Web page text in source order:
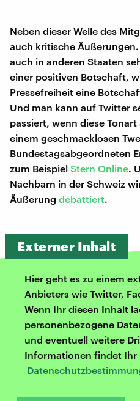
Neben dieser Welle des
auch kritische
auch in anderen Staaten
einer positiven Botschaft,
Pressefreiheit eine
Und man kann auf Twitter
passiert, wenn diese
einem geschmacklosen
Bundestagsabgeordneten
zum Beispiel Stern Online.
Nachbarn in der Schweiz
Äußerung debattiert.
Externer Inhalt
Hier geht es zu einem
Anbieters wie Twitter,
Wenn Ihr diesen Inhalt
personenbezogene
und eventuell weitere
Informationen findet Ihr